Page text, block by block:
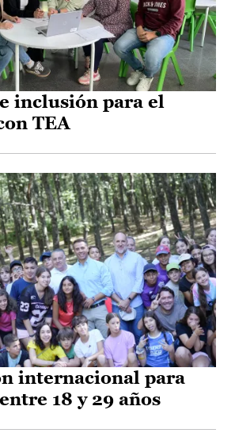
inclusión para el
TEA
internacional para
18 y 29 años